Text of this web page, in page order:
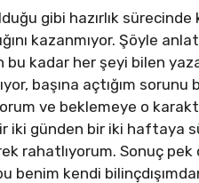
gibi hazırlık
kazanmıyor. Şöyle
bu kadar her şeyi bilen
başına açtığım
ve beklemeye o
iki günden bir iki haftaya
rahatlıyorum. Sonuç
kendi